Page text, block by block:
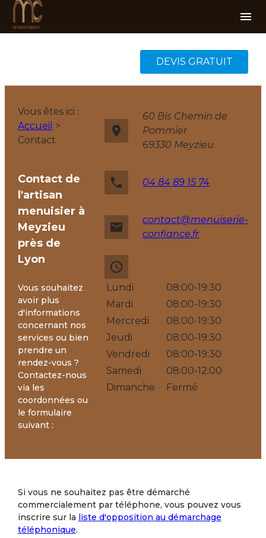
menu
DEVIS GRATUIT
Vous êtes ici :
Accueil >
Contact
Contact de
l'artisan
menuisier à
Meyzieu
près de
Lyon
Vous souhaitez
avoir plus
d'informations
concernant nos
services ou bien
prendre un
rendez-vous ?
Contactez-nous
via les
coordonnées ou
le formulaire
suivant :
place
60 Bis Chemin de
Pommier
69330 Meyzieu
phone 04 84 89 15 74
email
contact@menuiserie-
confiance.fr
access_time
Lundi
08:00-19:30
Mardi
08:00-19:30
Mercredi
08:00-19:30
Jeudi
08:00-19:30
Vendredi
08:00-19:30
Samedi
08:00-12:00
Dimanche
Fermé
Si vous ne souhaitez pas être démarché
commercialement par téléphone, vous pouvez vous
inscrire sur la liste d'opposition au démarchage
téléphonique.
Panneau de gestion des cookies